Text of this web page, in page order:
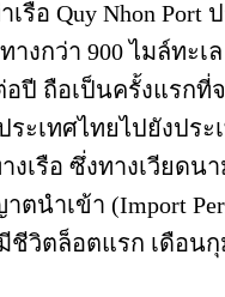
รือ Quy Nhon Port
างกว่า 900 ไมล์ทะเ
อปี ถือเป็นครั้งแรกที่
ระเทศไทยไปยังประ
เรือ ซึ่งทางเวียดน
ตนำเข้า (Import
ชีวิตล็อตแรก เดือน